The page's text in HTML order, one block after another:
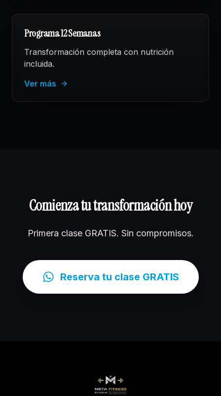
Programa 12 Semanas
Transformación completa con nutrición
incluida.
Ver más
Comienza tu transformación hoy
Primera clase GRATIS. Sin compromisos.
Reserva tu clase GRATIS